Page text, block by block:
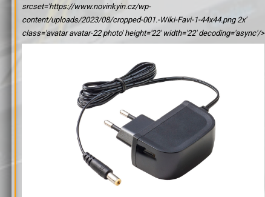
srcset='https://www.novinkyin.cz/wp-
content/uploads/2023/08/cropped-001.-Wiki-Favi-1-44x44.png 2x'
class='avatar avatar-22 photo' height='22' width='22' decoding='async'/>